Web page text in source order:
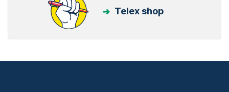
Telex shop